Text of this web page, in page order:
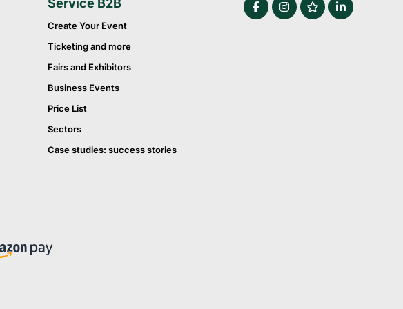
Service B2B
Create Your Event
Ticketing and more
Fairs and Exhibitors
Business Events
Price List
Sectors
Case studies: success stories